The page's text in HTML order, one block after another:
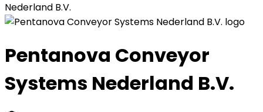
Nederland B.V.
Pentanova Conveyor
Systems Nederland B.V.